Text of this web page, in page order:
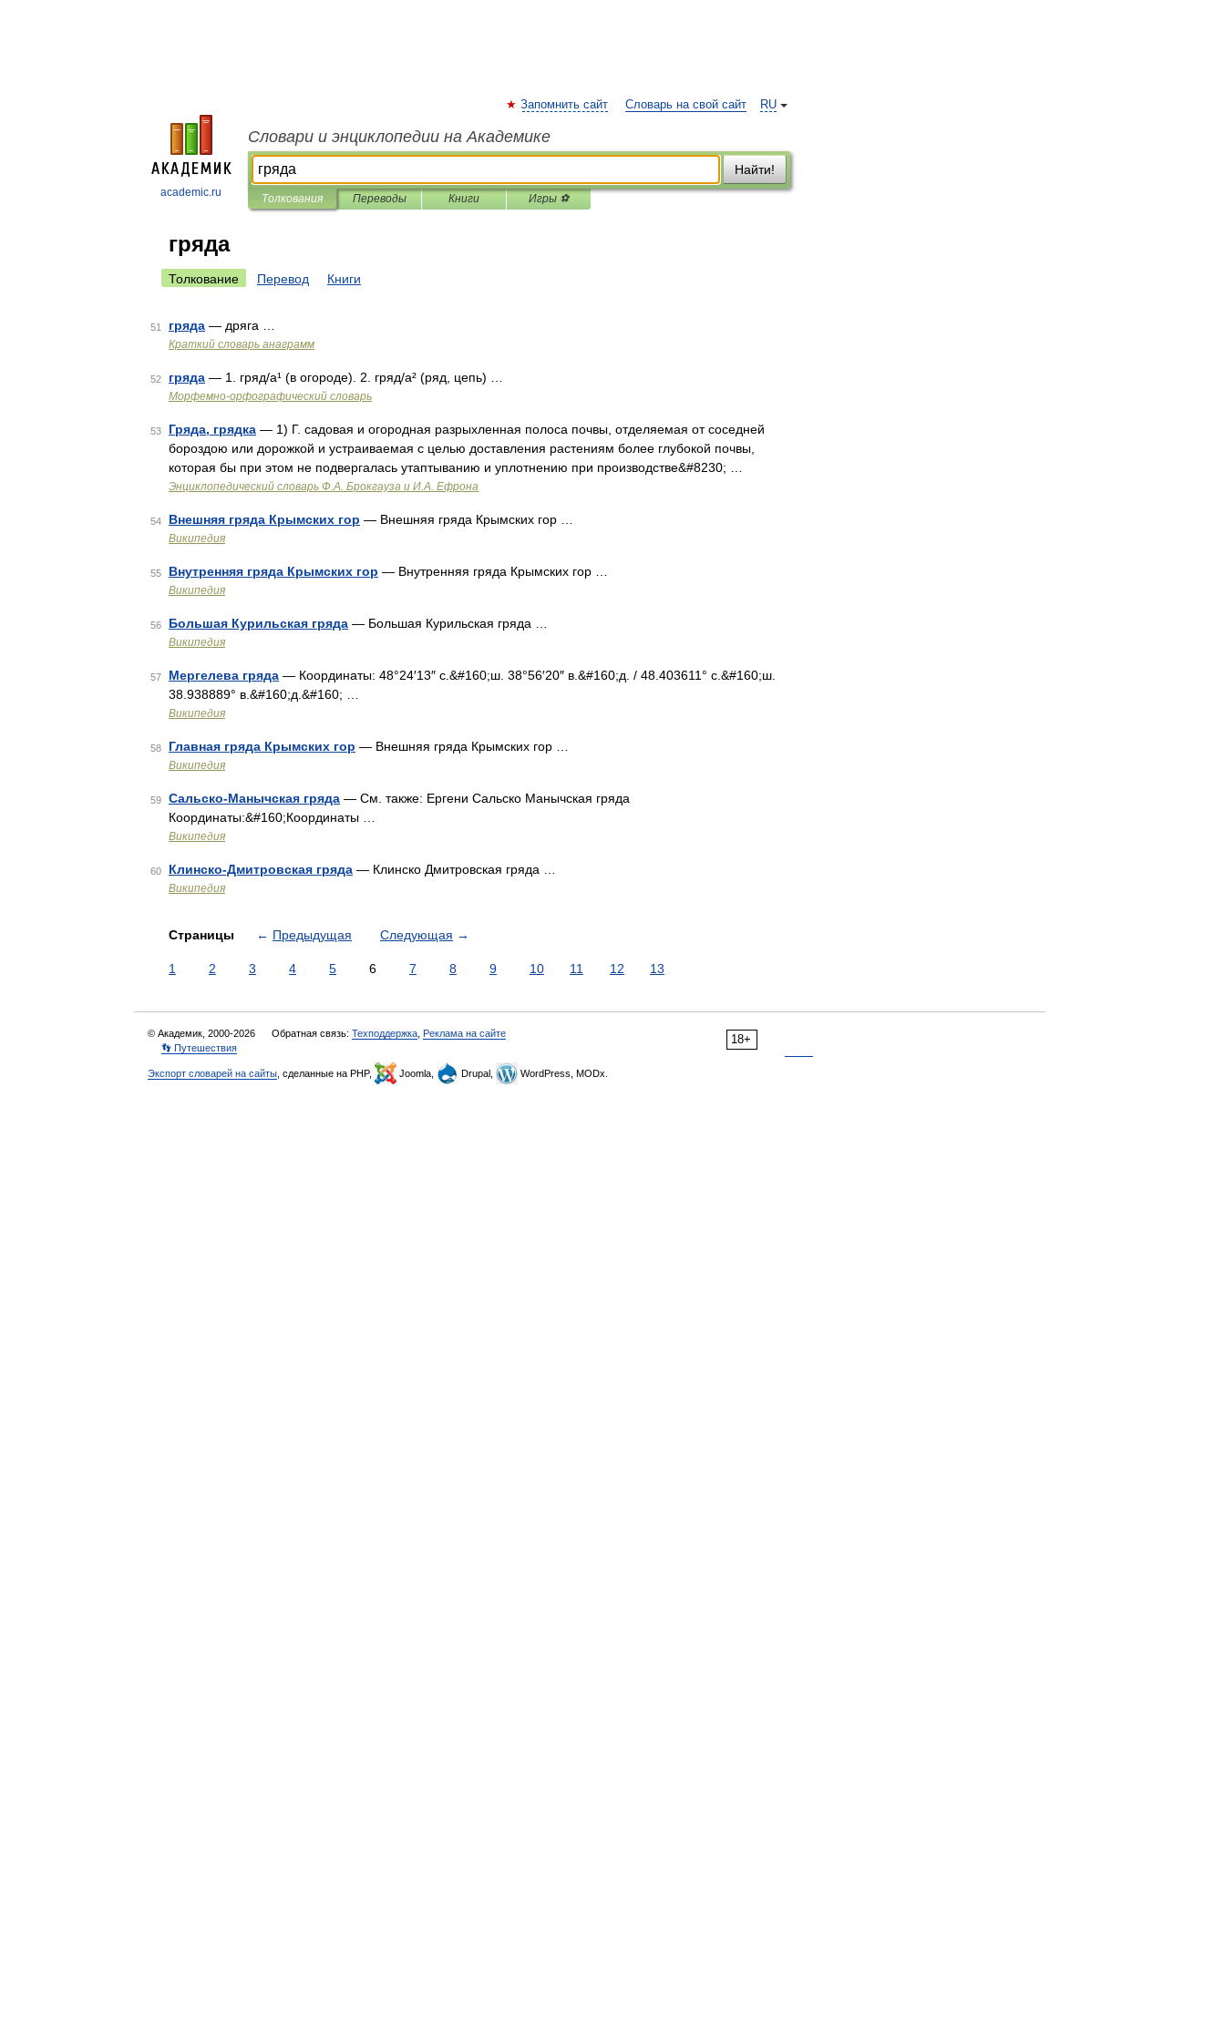
academic.ru
RU
Запомнить сайт Словарь на свой сайт
Словари и энциклопедии на Академике
Найти!
Толкования Переводы Книги Игры ⚽
гряда
Толкование Перевод Книги
51 гряда — дряга …
Краткий словарь анаграмм
52 гряда — 1. гряд/а¹ (в огороде). 2. гряд/а² (ряд, цепь) …
Морфемно-орфографический словарь
53 Гряда, грядка — 1) Г. садовая и огородная разрыхленная полоса почвы, отделяемая от соседней
бороздою или дорожкой и устраиваемая с целью доставления растениям более глубокой почвы,
которая бы при этом не подвергалась утаптыванию и уплотнению при производстве&#8230; …
Энциклопедический словарь Ф.А. Брокгауза и И.А. Ефрона
54 Внешняя гряда Крымских гор — Внешняя гряда Крымских гор …
Википедия
55 Внутренняя гряда Крымских гор — Внутренняя гряда Крымских гор …
Википедия
56 Большая Курильская гряда — Большая Курильская гряда …
Википедия
57 Мергелева гряда — Координаты: 48°24′13″ с.&#160;ш. 38°56′20″ в.&#160;д. / 48.403611° с.&#160;ш.
38.938889° в.&#160;д.&#160; …
Википедия
58 Главная гряда Крымских гор — Внешняя гряда Крымских гор …
Википедия
59 Сальско-Манычская гряда — См. также: Ергени Сальско Манычская гряда
Координаты:&#160;Координаты …
Википедия
60 Клинско-Дмитровская гряда — Клинско Дмитровская гряда …
Википедия
Страницы ← Предыдущая Следующая →
1 2 3 4 5 6 7 8 9 10 11 12 13
18+
© Академик, 2000-2026 Обратная связь: Техподдержка Реклама на сайте
👣 Путешествия
Экспорт словарей на сайты , сделанные на PHP, Joomla, Drupal, WordPress, MODx.